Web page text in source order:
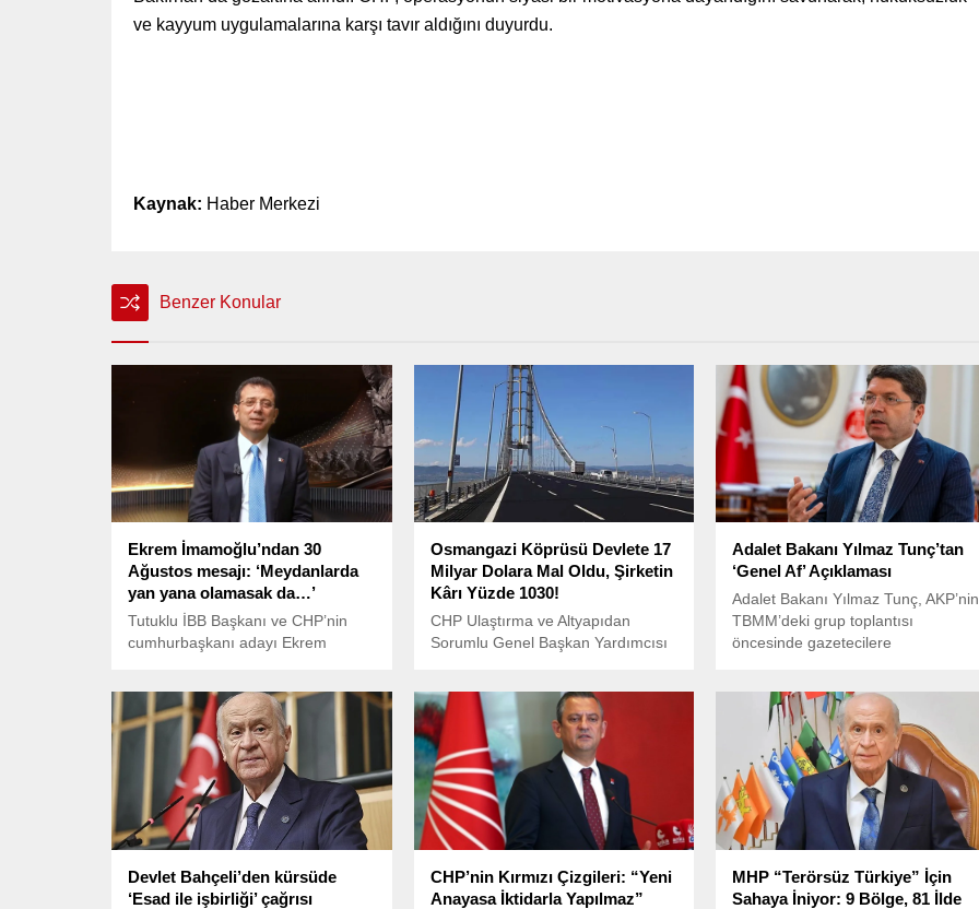
ve kayyum uygulamalarına karşı tavır aldığını duyurdu.
Kaynak: Haber Merkezi
Benzer Konular
Ekrem İmamoğlu’ndan 30
Ağustos mesajı: ‘Meydanlarda
yan yana olamasak da…’
Tutuklu İBB Başkanı ve CHP’nin
cumhurbaşkanı adayı Ekrem
zeka ile hazırlanmış özel bir 30
Ağustos Zafer Bayramı mesajı
paylaşıldı.
Osmangazi Köprüsü Devlete 17
Milyar Dolara Mal Oldu, Şirketin
Kârı Yüzde 1030!
CHP Ulaştırma ve Altyapıdan
Sorumlu Genel Başkan Yardımcısı
yanıtlaması istemiyle TBMM’ye
sunduğu soru önergesinde,
Osmangazi Köprüsü’nün kamuya
maliyetini ve şirkete sağlanan kârı
gündeme taşıdı.
Adalet Bakanı Yılmaz Tunç’tan
‘Genel Af’ Açıklaması
Adalet Bakanı Yılmaz Tunç, AKP’nin
TBMM’deki grup toplantısı
öncesinde gazetecilere
Devlet Bahçeli’den kürsüde
‘Esad ile işbirliği’ çağrısı
CHP’nin Kırmızı Çizgileri: “Yeni
Anayasa İktidarla Yapılmaz”
MHP “Terörsüz Türkiye” İçin
Sahaya İniyor: 9 Bölge, 81 İlde